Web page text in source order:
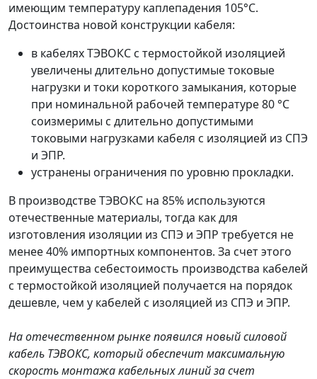
имеющим температуру каплепадения 105°C.
Достоинства новой конструкции кабеля:
в кабелях ТЭВОКС с термостойкой изоляцией
увеличены длительно допустимые токовые
нагрузки и токи короткого замыкания, которые
при номинальной рабочей температуре 80 °С
соизмеримы с длительно допустимыми
токовыми нагрузками кабеля с изоляцией из СПЭ
и ЭПР.
устранены ограничения по уровню прокладки.
В производстве ТЭВОКС на 85% используются
отечественные материалы, тогда как для
изготовления изоляции из СПЭ и ЭПР требуется не
менее 40% импортных компонентов. За счет этого
преимущества себестоимость производства кабелей
с термостойкой изоляцией получается на порядок
дешевле, чем у кабелей с изоляцией из СПЭ и ЭПР.
На отечественном рынке появился новый силовой
кабель ТЭВОКС, который обеспечит максимальную
скорость монтажа кабельных линий за счет